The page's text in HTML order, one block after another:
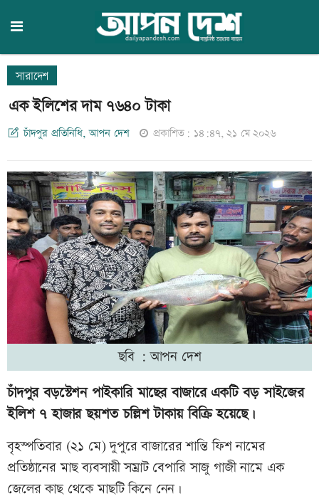
সারাদেশ
এক ইলিশের দাম ৭৬৪০ টাকা
চাঁদপুর প্রতিনিধি, আপন দেশ প্রকাশিত: ১৪:৪৭, ২১ মে ২০২৬
ছবি : আপন দেশ
চাঁদপুর বড়স্টেশন পাইকারি মাছের বাজারে একটি বড় সাইজের
ইলিশ ৭ হাজার ছয়শত চল্লিশ টাকায় বিক্রি হয়েছে।
বৃহস্পতিবার (২১ মে) দুপুরে বাজারের শান্তি ফিশ নামের
প্রতিষ্ঠানের মাছ ব্যবসায়ী সম্রাট বেপারি সাজু গাজী নামে এক
জেলের কাছ থেকে মাছটি কিনে নেন।